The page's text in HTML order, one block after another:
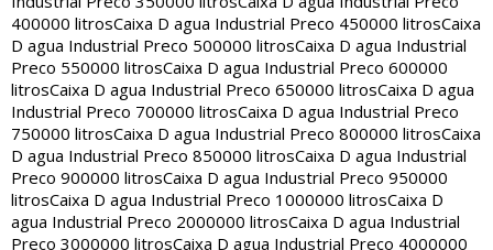
400000 litrosCaixa D agua Industrial Preco 450000 litrosCaixa
D agua Industrial Preco 500000 litrosCaixa D agua Industrial
Preco 550000 litrosCaixa D agua Industrial Preco 600000
litrosCaixa D agua Industrial Preco 650000 litrosCaixa D agua
Industrial Preco 700000 litrosCaixa D agua Industrial Preco
750000 litrosCaixa D agua Industrial Preco 800000 litrosCaixa
D agua Industrial Preco 850000 litrosCaixa D agua Industrial
Preco 900000 litrosCaixa D agua Industrial Preco 950000
litrosCaixa D agua Industrial Preco 1000000 litrosCaixa D
agua Industrial Preco 2000000 litrosCaixa D agua Industrial
Preco 3000000 litrosCaixa D agua Industrial Preco 4000000